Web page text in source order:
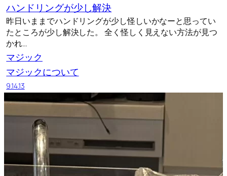
ハンドリングが少し解決
昨日いままでハンドリングが少し怪しいかなーと思ってい
たところが少し解決した。 全く怪しく見えない方法が見つ
かれ…
マジック
マジックについて
9.14.13